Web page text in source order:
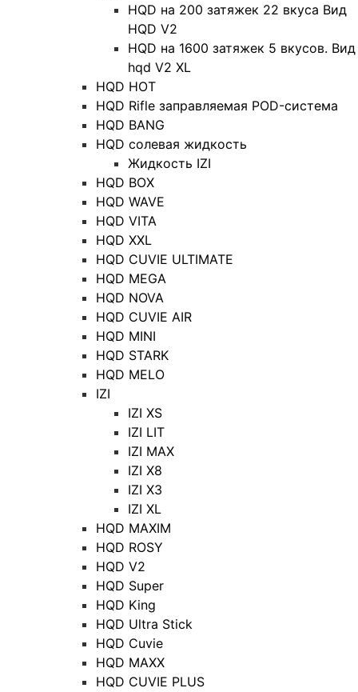
HQD на 200 затяжек 22 вкуса Вид
HQD V2
HQD на 1600 затяжек 5 вкусов. Вид
hqd V2 XL
HQD HOT
HQD Rifle заправляемая POD-система
HQD BANG
HQD солевая жидкость
Жидкость IZI
HQD BOX
HQD WAVE
HQD VITA
HQD XXL
HQD CUVIE ULTIMATE
HQD MEGA
HQD NOVA
HQD CUVIE AIR
HQD MINI
HQD STARK
HQD MELO
IZI
IZI XS
IZI LIT
IZI MAX
IZI X8
IZI X3
IZI XL
HQD MAXIM
HQD ROSY
HQD V2
HQD Super
HQD King
HQD Ultra Stick
HQD Cuvie
HQD MAXX
HQD CUVIE PLUS